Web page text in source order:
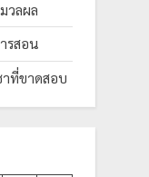
วลผล
รสอน
าที่ขาดสอบ